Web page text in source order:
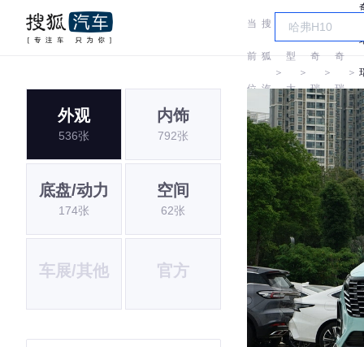
当
前
位
置:
搜
狐
汽
车
＞
车
型
大
全
＞
奇
瑞
＞
奇
瑞
＞
外观
536张
内饰
792张
底盘/动力
174张
空间
62张
车展/其他 官方